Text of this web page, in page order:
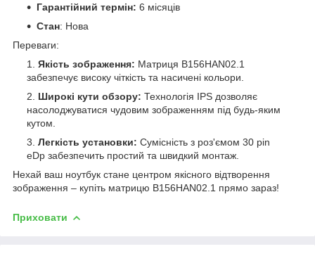
Гарантійний термін: 6 місяців
Стан: Нова
Переваги:
Якість зображення: Матриця B156HAN02.1
забезпечує високу чіткість та насичені кольори.
Широкі кути обзору: Технологія IPS дозволяє
насолоджуватися чудовим зображенням під будь-яким
кутом.
Легкість установки: Сумісність з роз'ємом 30 pin
eDp забезпечить простий та швидкий монтаж.
Нехай ваш ноутбук стане центром якісного відтворення
зображення – купіть матрицю B156HAN02.1 прямо зараз!
Приховати